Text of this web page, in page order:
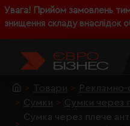
Увага! Прийом замовлень
знищення складу внаслідок
Товари
Рекламно-
Сумки
Сумки через
Сумка через плече